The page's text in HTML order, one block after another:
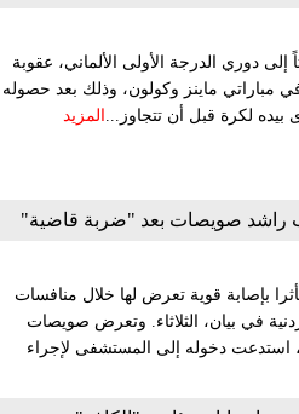
دوري الدرجة الأولى الألماني، عقوبة
مباراتي ماينز وكولون، وذلك بعد حصوله
المزيد
راشد صويصات بعد "ضربة قاضية"
بإصابة قوية تعرض لها خلال منافسات
في بيان، الثلاثاء. وتعرض صويصات
من إستونيا في نزال وزن 81 كيلوغراما، استدعت دخوله إلى المستشفى لإجراء